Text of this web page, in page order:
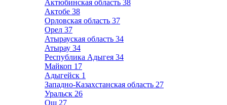
Актюбинская область 38
Актобе 38
Орловская область 37
Орел 37
Атырауская область 34
Атырау 34
Республика Адыгея 34
Майкоп 17
Адыгейск 1
Западно-Казахстанская область 27
Уральск 26
Ош 27